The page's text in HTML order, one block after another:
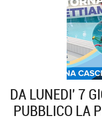
DA LUNEDI' 7
PUBBLICO LA